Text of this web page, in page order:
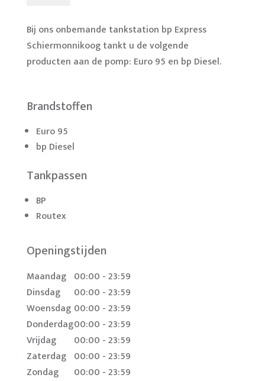
Bij ons onbemande tankstation bp Express
Schiermonnikoog tankt u de volgende
producten aan de pomp: Euro 95 en bp Diesel.
Brandstoffen
Euro 95
bp Diesel
Tankpassen
BP
Routex
Openingstijden
Maandag 00:00 - 23:59
Dinsdag
00:00 - 23:59
Woensdag 00:00 - 23:59
Donderdag00:00 - 23:59
Vrijdag
00:00 - 23:59
Zaterdag 00:00 - 23:59
Zondag
00:00 - 23:59